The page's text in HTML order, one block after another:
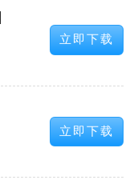
立即下载
立即下载